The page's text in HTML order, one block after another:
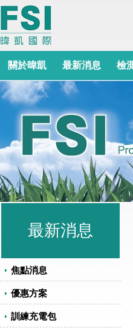
關於暐凱 最新消息 檢
最新消息
焦點消息
優惠方案
訓練充電包